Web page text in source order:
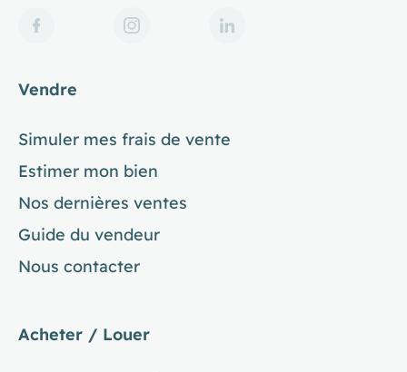
Vendre
Simuler mes frais de vente
Estimer mon bien
Nos dernières ventes
Guide du vendeur
Nous contacter
Acheter / Louer